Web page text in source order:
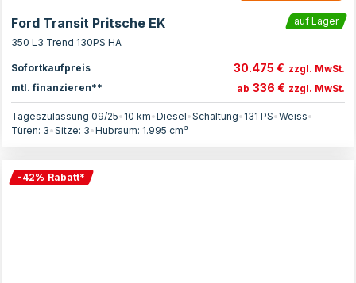
Ford Transit Pritsche EK
auf Lager
350 L3 Trend 130PS HA
Sofortkaufpreis 30.475 € zzgl. MwSt.
mtl. finanzieren**
ab 336 € zzgl. MwSt.
Tageszulassung 09/25• 10 km•Diesel•Schaltung• 131 PS•Weiss•
Türen: 3•Sitze: 3•Hubraum: 1.995 cm³
-42% Rabatt*